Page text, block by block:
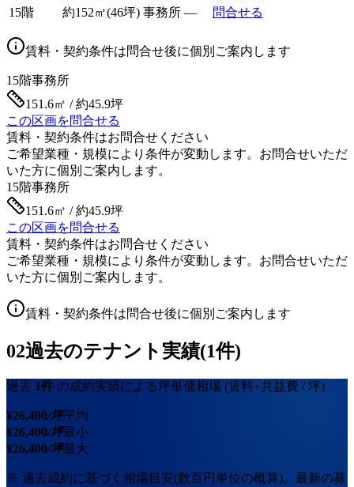
15階
約152㎡(46坪) 事務所 — 問合せる
賃料・契約条件は問合せ後に個別ご案内します
15階事務所
151.6㎡ / 約45.9坪
この区画を問合せる
賃料・契約条件はお問合せください
ご希望業種・規模により条件が変動します。お問合せいただ
いた方に個別ご案内します。
15階事務所
151.6㎡ / 約45.9坪
この区画を問合せる
賃料・契約条件はお問合せください
ご希望業種・規模により条件が変動します。お問合せいただ
いた方に個別ご案内します。
賃料・契約条件は問合せ後に個別ご案内します
02過去のテナント実績(1件)
過去 1件 の成約実績による坪単価相場 (賃料+共益費 / 坪)
¥26,400/坪平均
¥26,400/坪最小
¥26,400/坪最大
※ 過去成約に基づく相場目安(数百円単位の概算)。最新の募